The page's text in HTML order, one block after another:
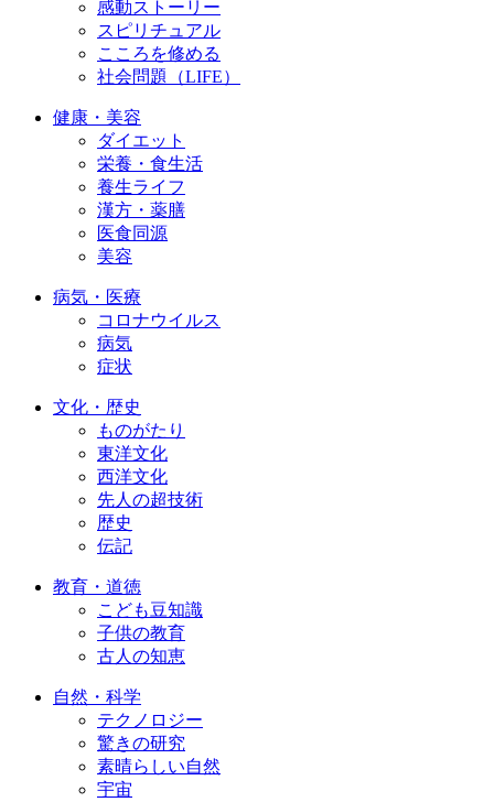
感動ストーリー
スピリチュアル
こころを修める
社会問題（LIFE）
健康・美容
ダイエット
栄養・食生活
養生ライフ
漢方・薬膳
医食同源
美容
病気・医療
コロナウイルス
病気
症状
文化・歴史
ものがたり
東洋文化
西洋文化
先人の超技術
歴史
伝記
教育・道徳
こども豆知識
子供の教育
古人の知恵
自然・科学
テクノロジー
驚きの研究
素晴らしい自然
宇宙